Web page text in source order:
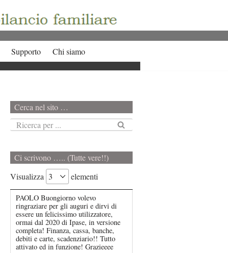
Supporto Chi siamo
Cerca nel sito …
Ci scrivono ….. (Tutte vere!!)
Visualizza
elementi
PAOLO Buongiorno volevo
ringraziare per gli auguri e dirvi di
essere un felicissimo utilizzatore,
ormai dal 2020 di Ipase, in versione
completa! Finanza, cassa, banche,
debiti e carte, scadenziario!! Tutto
attivato ed in funzione! Grazieeee